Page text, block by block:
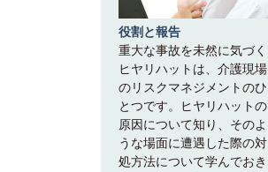
役割と報告
重大な事故を未然に気づく
ヒヤリハットは、介護現場
のリスクマネジメントのひ
とつです。ヒヤリハットの
原因について知り、そのよ
うな場面に遭遇した際の対
処方法について学んでおき